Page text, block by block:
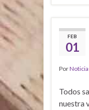
FEB
01
Por
Todos
nuestra